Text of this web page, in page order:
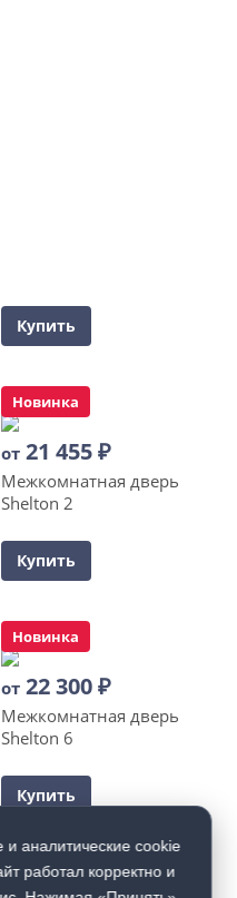
Купить
Новинка
от 21 455₽
Межкомнатная дверь
Shelton 2
Купить
Новинка
от 22 300₽
Межкомнатная дверь
Shelton 6
Купить
аналитические cookie
работал корректно и